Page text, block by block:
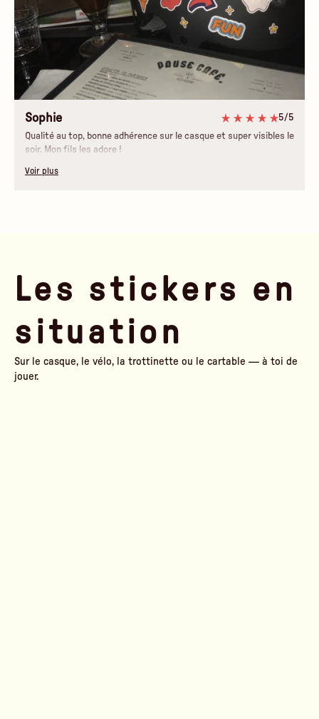
Sophie
5/5
Qualité au top, bonne adhérence sur le casque et super visibles le
soir. Mon fils les adore !
Voir plus
Les stickers en
situation
Sur le casque, le vélo, la trottinette ou le cartable — à toi de
jouer.